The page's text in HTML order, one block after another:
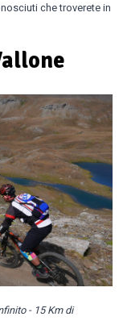
che troverete in
- 15 Km di